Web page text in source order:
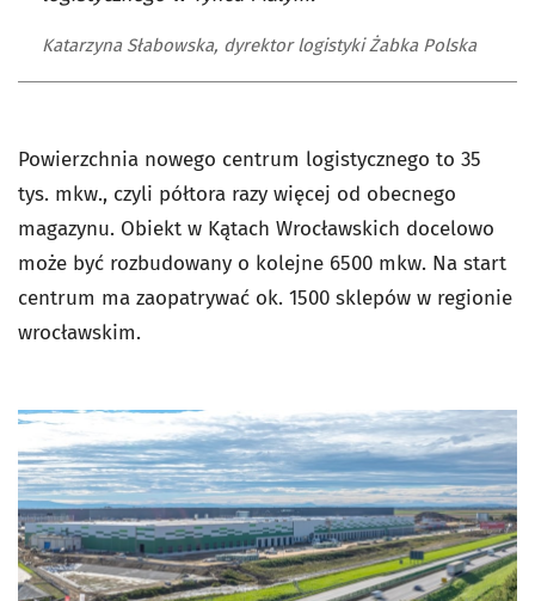
Katarzyna Słabowska, dyrektor logistyki Żabka Polska
Powierzchnia nowego centrum logistycznego to 35
tys. mkw., czyli półtora razy więcej od obecnego
magazynu. Obiekt w Kątach Wrocławskich docelowo
może być rozbudowany o kolejne 6500 mkw. Na start
centrum ma zaopatrywać ok. 1500 sklepów w regionie
wrocławskim.